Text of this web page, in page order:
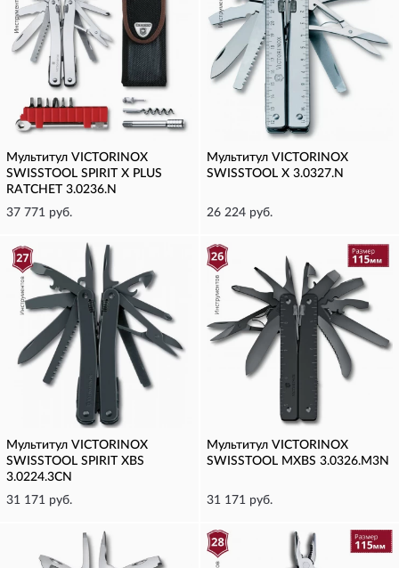
Мультитул VICTORINOX
SWISSTOOL SPIRIT X PLUS
RATCHET 3.0236.N
37 771 руб.
Мультитул VICTORINOX
SWISSTOOL X 3.0327.N
26 224 руб.
Мультитул VICTORINOX
SWISSTOOL SPIRIT XBS
3.0224.3CN
31 171 руб.
Мультитул VICTORINOX
SWISSTOOL MXBS 3.0326.M3N
31 171 руб.